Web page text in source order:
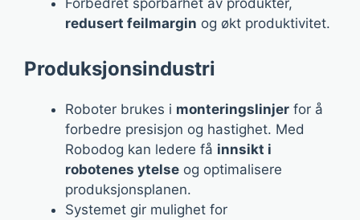
Forbedret sporbarhet av produkter,
redusert feilmargin og økt produktivitet.
Produksjonsindustri
Roboter brukes i monteringslinjer for å
forbedre presisjon og hastighet. Med
Robodog kan ledere få innsikt i
robotenes ytelse og optimalisere
produksjonsplanen.
Systemet gir mulighet for